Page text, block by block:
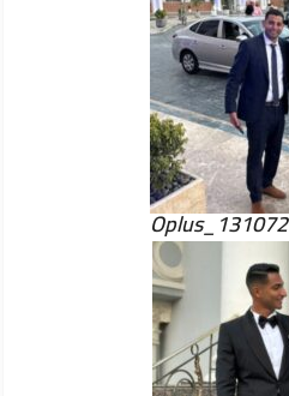
Oplus_131072